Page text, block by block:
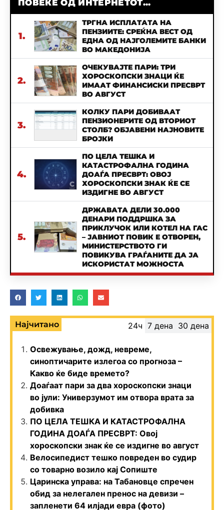
ПОВЕЌЕ ОД ИНТЕРНЕТОТ...
1.
ТРГНА ИСПЛАТАТА НА
ПЕНЗИИТЕ: СРЕЌНА ВЕСТ ОД
ЕДНА ОД НАЈГОЛЕМИТЕ БАНКИ
ВО МАКЕДОНИЈА
2.
ОЧЕКУВАЈТЕ ПАРИ: ТРИ
ХОРОСКОПСКИ ЗНАЦИ ЌЕ
ИМААТ ФИНАНСИСКИ ПРЕСВРТ
ВО АВГУСТ
3.
КОЛКУ ПАРИ ДОБИВААТ
ПЕНЗИОНЕРИТЕ ОД ВТОРИОТ
СТОЛБ? ОБЈАВЕНИ НАЈНОВИТЕ
БРОЈКИ
4.
ПО ЦЕЛА ТЕШКА И
КАТАСТРОФАЛНА ГОДИНА
ДОАЃА ПРЕСВРТ: ОВОЈ
ХОРОСКОПСКИ ЗНАК ЌЕ СЕ
ИЗДИГНЕ ВО АВГУСТ
5.
ДРЖАВАТА ДЕЛИ 30.000
ДЕНАРИ ПОДДРШКА ЗА
ПРИКЛУЧОК ИЛИ КОТЕЛ НА ГАС
– ЈАВНИОТ ПОВИК Е ОТВОРЕН,
МИНИСТЕРСТВОТО ГИ
ПОВИКУВА ГРАЃАНИТЕ ДА ЈА
ИСКОРИСТАТ МОЖНОСТА
Најчитано 24ч 7 дена 30 дена
Освежување, дожд, невреме,
синоптичарите излегоа со прогноза –
Какво ќе биде времето?
Доаѓаат пари за два хороскопски знаци
во јули: Универзумот им отвора врата за
добивка
ПО ЦЕЛА ТЕШКА И КАТАСТРОФАЛНА
ГОДИНА ДОАЃА ПРЕСВРТ: Овој
хороскопски знак ќе се издигне во август
Велосипедист тешко повреден во судир
со товарно возило кај Сопиште
Царинска управа: на Табановце спречен
обид за нелегален пренос на девизи –
запленети 64 илјади евра (фото)